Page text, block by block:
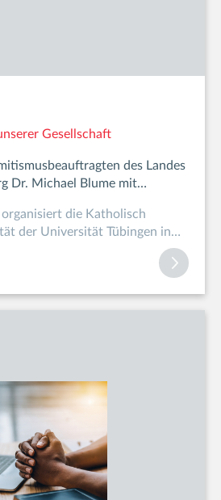
Gesellschaft
des Landes
Dr. Michael Blume mit
die Katholisch
der Universität Tübingen in